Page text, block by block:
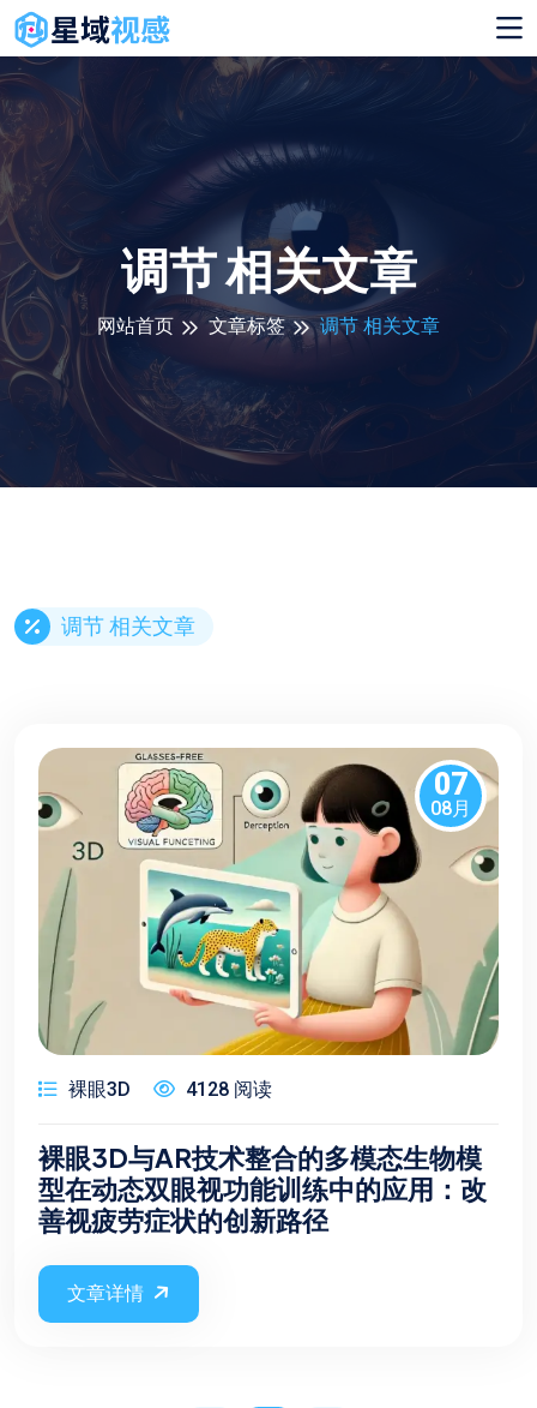
调节 相关文章
网站首页 文章标签 调节 相关文章
调节 相关文章
07
08月
裸眼3D 4128 阅读
裸眼3D与AR技术整合的多模态生物模
型在动态双眼视功能训练中的应用：改
善视疲劳症状的创新路径
文章详情